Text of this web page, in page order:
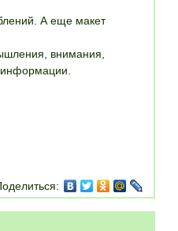
А еще макет
внимания,